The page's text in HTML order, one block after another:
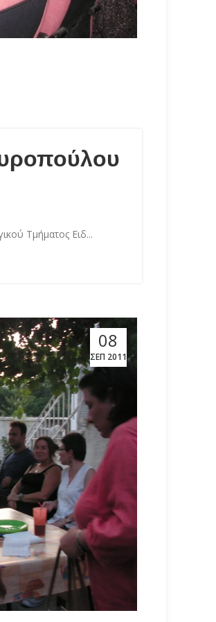
Τμήματος Ειδ...
08
ΣΕΠ 2011